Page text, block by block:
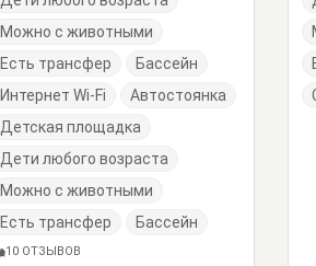
Можно с животными
Есть трансфер
Бассейн
Интернет Wi-Fi
Автостоянка
Детская площадка
Дети любого возраста
Можно с животными
Есть трансфер
Бассейн
10 ОТЗЫВОВ